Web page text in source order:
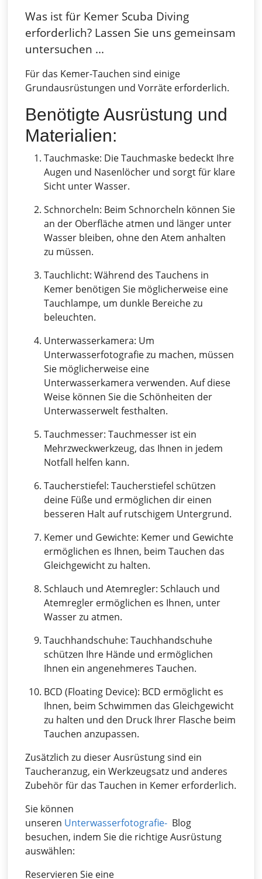
Was ist für Kemer Scuba Diving
erforderlich? Lassen Sie uns gemeinsam
untersuchen ...
Für das Kemer-Tauchen sind einige
Grundausrüstungen und Vorräte erforderlich.
Benötigte Ausrüstung und
Materialien:
Tauchmaske: Die Tauchmaske bedeckt Ihre
Augen und Nasenlöcher und sorgt für klare
Sicht unter Wasser.
Schnorcheln: Beim Schnorcheln können Sie
an der Oberfläche atmen und länger unter
Wasser bleiben, ohne den Atem anhalten
zu müssen.
Tauchlicht: Während des Tauchens in
Kemer benötigen Sie möglicherweise eine
Tauchlampe, um dunkle Bereiche zu
beleuchten.
Unterwasserkamera: Um
Unterwasserfotografie zu machen, müssen
Sie möglicherweise eine
Unterwasserkamera verwenden. Auf diese
Weise können Sie die Schönheiten der
Unterwasserwelt festhalten.
Tauchmesser: Tauchmesser ist ein
Mehrzweckwerkzeug, das Ihnen in jedem
Notfall helfen kann.
Taucherstiefel: Taucherstiefel schützen
deine Füße und ermöglichen dir einen
besseren Halt auf rutschigem Untergrund.
Kemer und Gewichte: Kemer und Gewichte
ermöglichen es Ihnen, beim Tauchen das
Gleichgewicht zu halten.
Schlauch und Atemregler: Schlauch und
Atemregler ermöglichen es Ihnen, unter
Wasser zu atmen.
Tauchhandschuhe: Tauchhandschuhe
schützen Ihre Hände und ermöglichen
Ihnen ein angenehmeres Tauchen.
BCD (Floating Device): BCD ermöglicht es
Ihnen, beim Schwimmen das Gleichgewicht
zu halten und den Druck Ihrer Flasche beim
Tauchen anzupassen.
Zusätzlich zu dieser Ausrüstung sind ein
Taucheranzug, ein Werkzeugsatz und anderes
Zubehör für das Tauchen in Kemer erforderlich.
Sie können
unseren Unterwasserfotografie- Blog
besuchen, indem Sie die richtige Ausrüstung
auswählen:
Reservieren Sie eine